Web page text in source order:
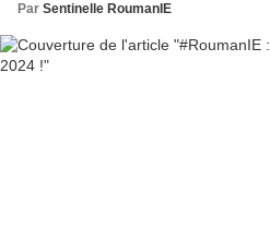
Par Sentinelle RoumanIE